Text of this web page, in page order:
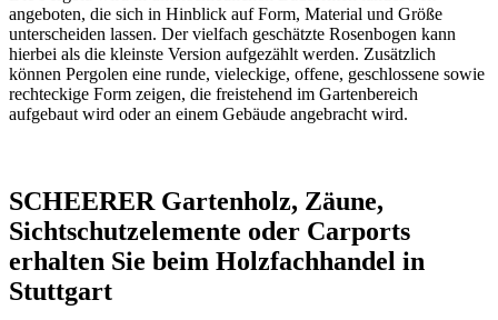
angeboten, die sich in Hinblick auf Form, Material und Größe
unterscheiden lassen. Der vielfach geschätzte Rosenbogen kann
hierbei als die kleinste Version aufgezählt werden. Zusätzlich
können Pergolen eine runde, vieleckige, offene, geschlossene sowie
rechteckige Form zeigen, die freistehend im Gartenbereich
aufgebaut wird oder an einem Gebäude angebracht wird.
SCHEERER Gartenholz, Zäune,
Sichtschutzelemente oder Carports
erhalten Sie beim Holzfachhandel in
Stuttgart